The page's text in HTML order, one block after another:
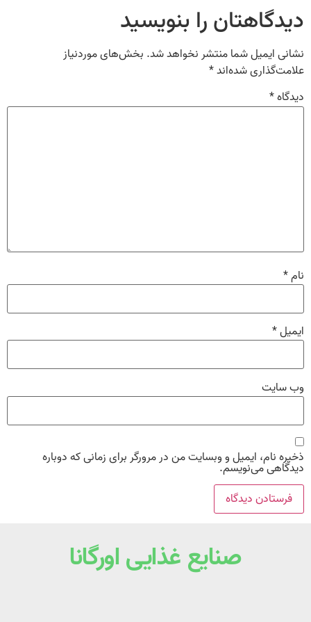
دیدگاهتان را بنویسید
نشانی ایمیل شما منتشر نخواهد شد. بخش‌های موردنیاز
علامت‌گذاری شده‌اند*
دیدگاه*
نام*
ایمیل*
وب‌ سایت
ذخیره نام، ایمیل و وبسایت من در مرورگر برای زمانی که دوباره
دیدگاهی می‌نویسم.
صنایع غذایی اورگانا